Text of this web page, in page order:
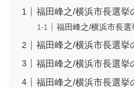
福田峰之/横浜市長選挙
福田峰之/横浜市長選
福田峰之/横浜市長選挙
福田峰之/横浜市長選挙
福田峰之/横浜市長選挙